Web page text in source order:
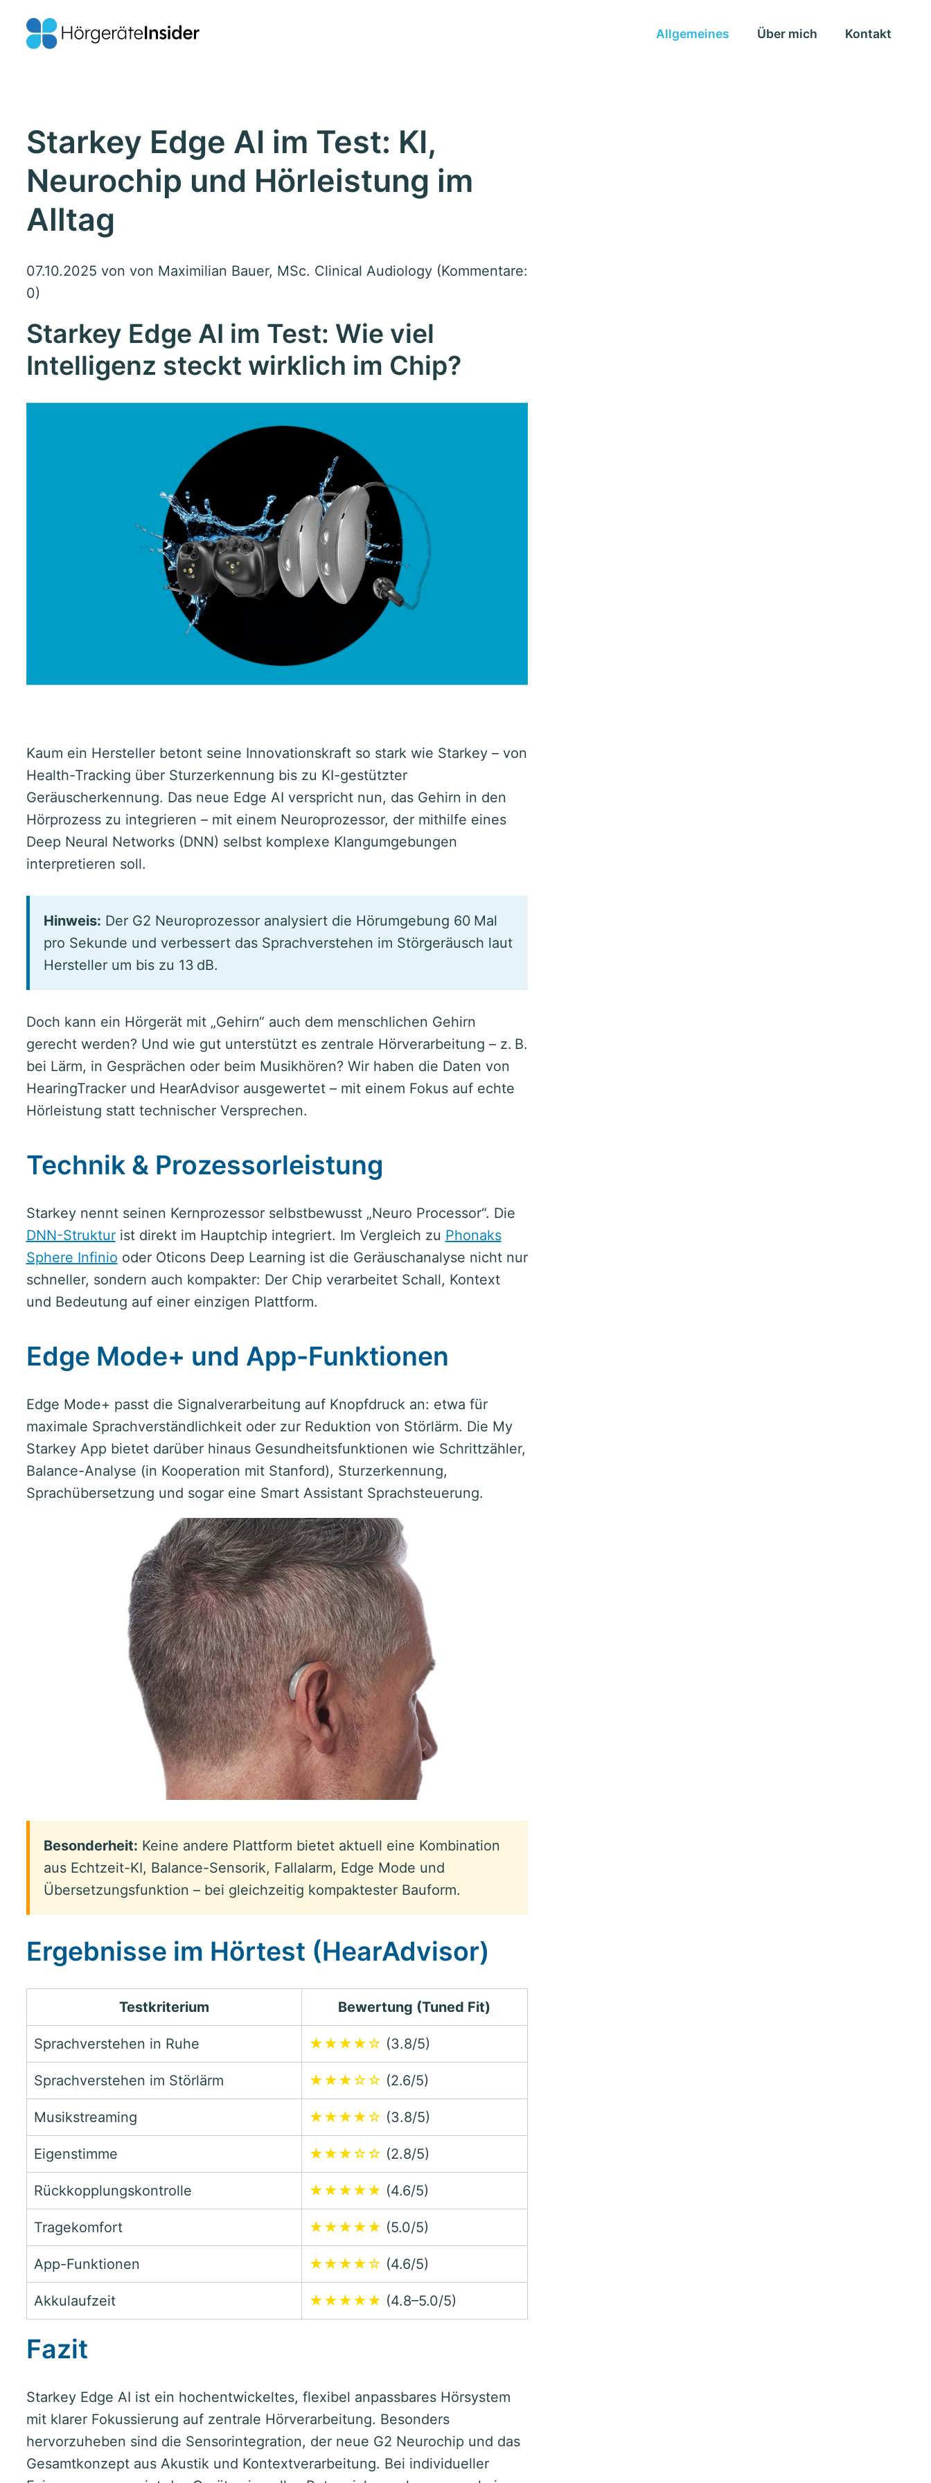
Allgemeines Über mich Kontakt
Starkey Edge AI im Test: KI,
Neurochip und Hörleistung im
Alltag
07.10.2025 von von Maximilian Bauer, MSc. Clinical Audiology (Kommentare:
0)
Starkey Edge AI im Test: Wie viel
Intelligenz steckt wirklich im Chip?
Kaum ein Hersteller betont seine Innovationskraft so stark wie Starkey – von
Health-Tracking über Sturzerkennung bis zu KI-gestützter
Geräuscherkennung. Das neue Edge AI verspricht nun, das Gehirn in den
Hörprozess zu integrieren – mit einem Neuroprozessor, der mithilfe eines
Deep Neural Networks (DNN) selbst komplexe Klangumgebungen
interpretieren soll.
Hinweis: Der G2 Neuroprozessor analysiert die Hörumgebung 60 Mal
pro Sekunde und verbessert das Sprachverstehen im Störgeräusch laut
Hersteller um bis zu 13 dB.
Doch kann ein Hörgerät mit „Gehirn“ auch dem menschlichen Gehirn
gerecht werden? Und wie gut unterstützt es zentrale Hörverarbeitung – z. B.
bei Lärm, in Gesprächen oder beim Musikhören? Wir haben die Daten von
HearingTracker und HearAdvisor ausgewertet – mit einem Fokus auf echte
Hörleistung statt technischer Versprechen.
Technik & Prozessorleistung
Starkey nennt seinen Kernprozessor selbstbewusst „Neuro Processor“. Die
DNN-Strukturist direkt im Hauptchip integriert. Im Vergleich zu Phonaks
Sphere Infinio oder Oticons Deep Learning ist die Geräuschanalyse nicht nur
schneller, sondern auch kompakter: Der Chip verarbeitet Schall, Kontext
und Bedeutung auf einer einzigen Plattform.
Edge Mode+ und App-Funktionen
Edge Mode+ passt die Signalverarbeitung auf Knopfdruck an: etwa für
maximale Sprachverständlichkeit oder zur Reduktion von Störlärm. Die My
Starkey App bietet darüber hinaus Gesundheitsfunktionen wie Schrittzähler,
Balance-Analyse (in Kooperation mit Stanford), Sturzerkennung,
Sprachübersetzung und sogar eine Smart Assistant Sprachsteuerung.
Besonderheit: Keine andere Plattform bietet aktuell eine Kombination
aus Echtzeit-KI, Balance-Sensorik, Fallalarm, Edge Mode und
Übersetzungsfunktion – bei gleichzeitig kompaktester Bauform.
Ergebnisse im Hörtest (HearAdvisor)
Testkriterium Bewertung (Tuned Fit)
Sprachverstehen in Ruhe ★★★★☆ (3.8/5)
Sprachverstehen im Störlärm ★★★☆☆ (2.6/5)
Musikstreaming ★★★★☆ (3.8/5)
Eigenstimme ★★★☆☆ (2.8/5)
Rückkopplungskontrolle ★★★★★ (4.6/5)
Tragekomfort ★★★★★ (5.0/5)
App-Funktionen ★★★★☆ (4.6/5)
Akkulaufzeit ★★★★★ (4.8–5.0/5)
Fazit
Starkey Edge AI ist ein hochentwickeltes, flexibel anpassbares Hörsystem
mit klarer Fokussierung auf zentrale Hörverarbeitung. Besonders
hervorzuheben sind die Sensorintegration, der neue G2 Neurochip und das
Gesamtkonzept aus Akustik und Kontextverarbeitung. Bei individueller